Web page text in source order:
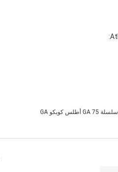
سلسلة GA 75 أطلس كوبكو GA